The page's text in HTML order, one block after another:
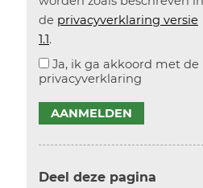
de privacyverklaring versie
1.1.
Ja, ik ga akkoord met de
privacyverklaring
AANMELDEN
Deel deze pagina